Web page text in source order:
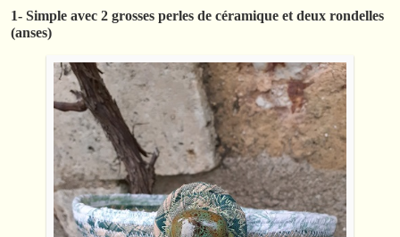
1- Simple avec 2 grosses perles de céramique et deux rondelles
(anses)